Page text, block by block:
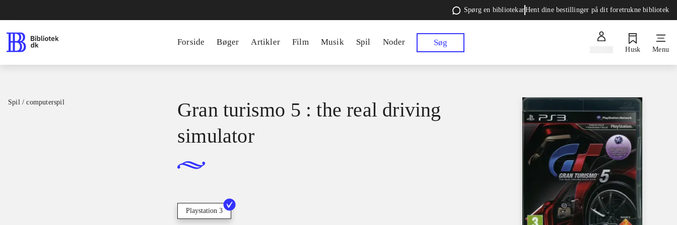
Spørg en bibliotekarHent dine bestillinger på dit foretrukne bibliotek
Forside Bøger Artikler Film Musik Spil Noder Søg
Husk Menu
Spil / computerspil
Gran turismo 5 : the real driving
simulator
Playstation 3